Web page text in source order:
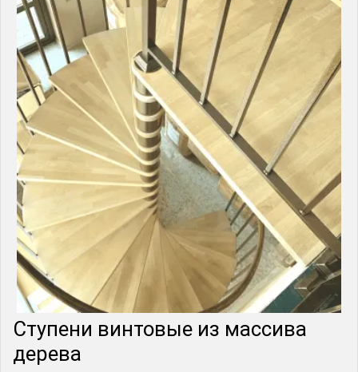
Ступени винтовые из массива
дерева